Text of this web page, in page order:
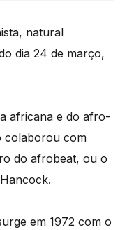
natural
dia 24 de março,
africana e do afro-
colaborou com
do afrobeat, ou o
em 1972 com o